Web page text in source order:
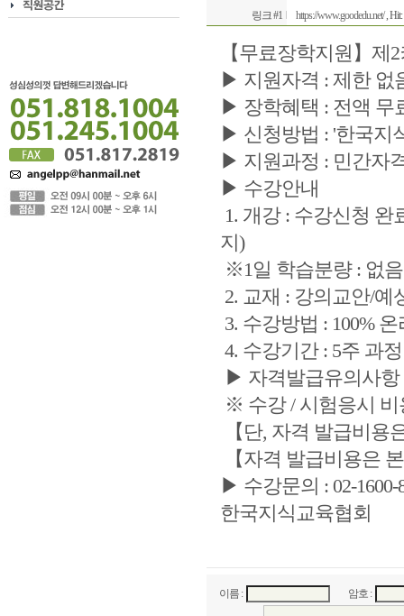
링크 #1
https://www.goodedu.net/, Hit:
【무료장학지원】제
▶ 지원자격 : 제한 없
▶ 장학혜택 : 전액 무
▶ 신청방법 : '한국지
▶ 지원과정 : 민간자
▶ 수강안내
1. 개강 : 수강신청
지)
※1일 학습분량 : 없
2. 교재 : 강의교안/
3. 수강방법 : 100%
4. 수강기간 : 5주 과정
▶ 자격발급유의사항
※ 수강 / 시험응시 비
【단, 자격 발급비용
【자격 발급비용은
▶ 수강문의 : 02-
한국지식교육협회
이름 : 암호 :